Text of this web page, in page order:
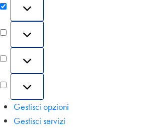
Gestisci opzioni
Gestisci servizi